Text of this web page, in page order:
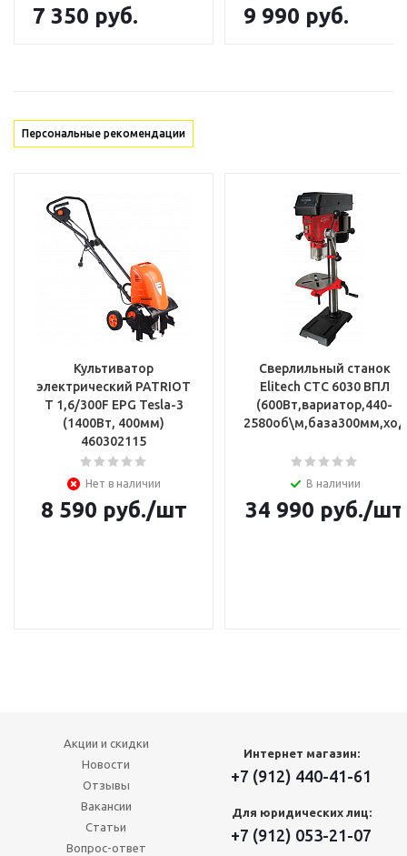
7 350 руб. 9 990 руб.
Персональные рекомендации
Культиватор
электрический PATRIOT
T 1,6/300F EPG Tesla-3
(1400Вт, 400мм)
460302115
Нет в наличии
8 590 руб./шт
Сверлильный станок
Elitech СТС 6030 ВПЛ
(600Вт,вариатор,440-
В наличии
34 990 руб./шт
Акции и скидки
Новости
Отзывы
Вакансии
Статьи
Вопрос-ответ
Интернет магазин:
+7 (912) 440-41-61
Для юридических лиц:
+7 (912) 053-21-07